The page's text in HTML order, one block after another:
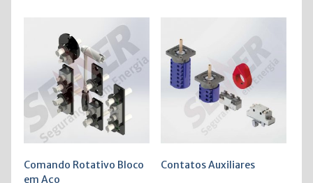
Mostrando todos os 8 resultados
Comando Rotativo Bloco
em Aço
Contatos Auxiliares